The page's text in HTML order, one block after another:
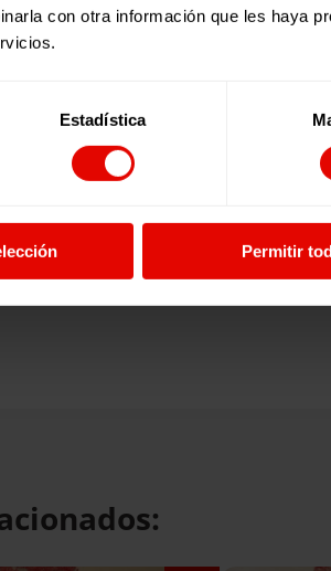
con otra información que les haya
Estadística
Permitir